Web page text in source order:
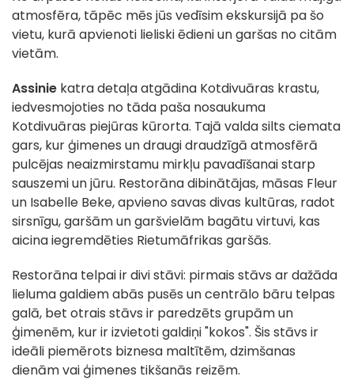
atmosfēra, tāpēc mēs jūs vedīsim ekskursijā pa šo
vietu, kurā apvienoti lieliski ēdieni un garšas no citām
vietām.
Assinie katra detaļa atgādina Kotdivuāras krastu,
iedvesmojoties no tāda paša nosaukuma
Kotdivuāras piejūras kūrorta. Tajā valda silts ciemata
gars, kur ģimenes un draugi draudzīgā atmosfērā
pulcējas neaizmirstamu mirkļu pavadīšanai starp
sauszemi un jūru. Restorāna dibinātājas, māsas Fleur
un Isabelle Beke, apvieno savas divas kultūras, radot
sirsnīgu, garšām un garšvielām bagātu virtuvi, kas
aicina iegremdēties Rietumāfrikas garšās.
Restorāna telpai ir divi stāvi: pirmais stāvs ar dažāda
lieluma galdiem abās pusēs un centrālo bāru telpas
galā, bet otrais stāvs ir paredzēts grupām un
ģimenēm, kur ir izvietoti galdiņi "kokos". Šis stāvs ir
ideāli piemērots biznesa maltītēm, dzimšanas
dienām vai ģimenes tikšanās reizēm.